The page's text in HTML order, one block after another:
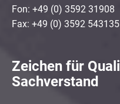
Fon: +49 (0) 3592 31908
Fax: +49 (0) 3592 543135
Zeichen für
Sachverstand